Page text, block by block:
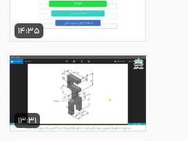
14:35
13:31